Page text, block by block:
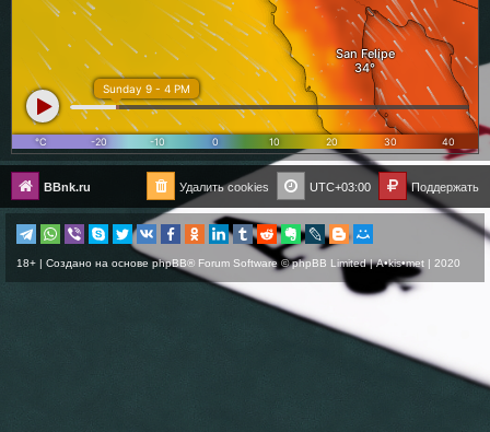
BBnk.ru Поддержать
UTC+03:00
Удалить cookies
18+ | Создано на основе phpBB® Forum Software © phpBB Limited |A•kis•met | 2020